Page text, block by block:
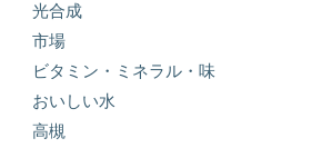
光合成
市場
ビタミン・ミネラル・味
おいしい水
高槻